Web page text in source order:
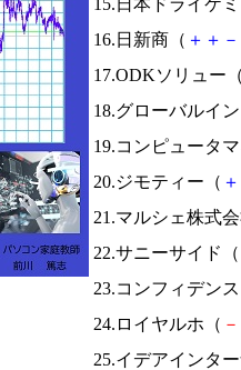
15.日本ドライケ
16.日新商（ ＋ ＋ －
17.ODKソリュー
18.グローバルイ
19.コンピュータ
20.ジモティー（ ＋
21.マルシェ株式
22.サニーサイド（
23.コンフィデン
24.ロイヤルホ（ －
25.イデアインタ